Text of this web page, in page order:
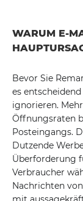
WARUM E-
Bevor Sie
es
ignorieren.
Öffnungsraten
Posteingangs.
Dutzende
Überforderung
Verbraucher
Nachrichten